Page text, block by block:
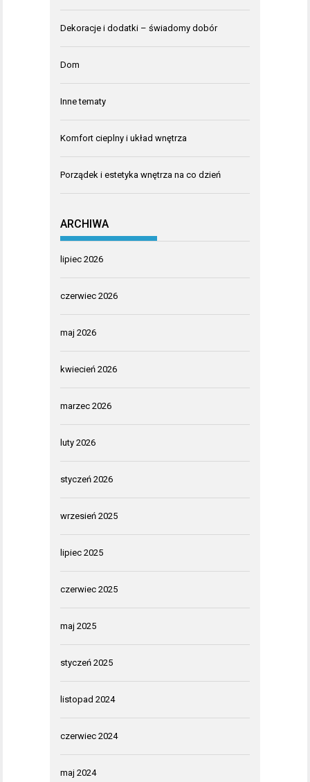
Dekoracje i dodatki – świadomy dobór
Dom
Inne tematy
Komfort cieplny i układ wnętrza
Porządek i estetyka wnętrza na co dzień
ARCHIWA
lipiec 2026
czerwiec 2026
maj 2026
kwiecień 2026
marzec 2026
luty 2026
styczeń 2026
wrzesień 2025
lipiec 2025
czerwiec 2025
maj 2025
styczeń 2025
listopad 2024
czerwiec 2024
maj 2024